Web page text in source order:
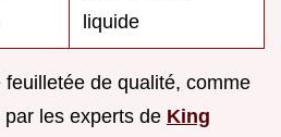
liquide
de qualité, comme
les experts de King